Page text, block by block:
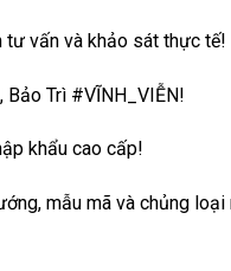
tư vấn và khảo sát thực tế!
Bảo Trì #VĨNH_VIỄN!
khẩu cao cấp!
mẫu mã và chủng loại